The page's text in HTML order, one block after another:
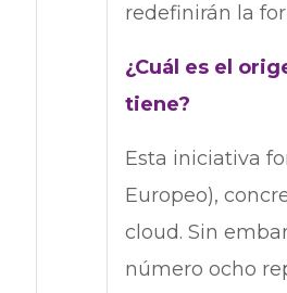
redefinirán la
¿Cuál es el
tiene?
Esta iniciativa
Europeo),
cloud. Sin
número ocho